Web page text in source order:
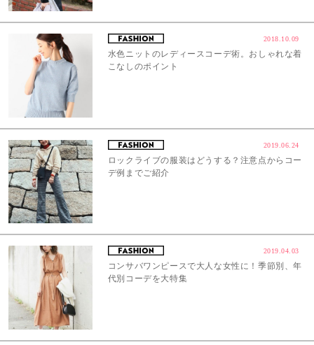
2018.10.09
水色ニットのレディースコーデ術。おしゃれな着
こなしのポイント
2019.06.24
ロックライブの服装はどうする？注意点からコー
デ例までご紹介
2019.04.03
コンサバワンピースで大人な女性に！季節別、年
代別コーデを大特集